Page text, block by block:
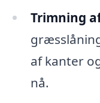
Trimning
af kanter
nå.